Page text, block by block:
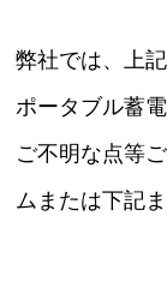
弊社では、上
ポータブル蓄
ご不明な点等
ムまたは下記